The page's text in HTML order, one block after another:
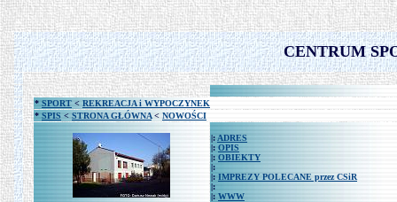
CENTRUM
* SPORT < REKREACJA i WYPOCZYNEK
* SPIS < STRONA GŁÓWNA< NOWOŚCI
|: ADRES
|: OPIS
|: OBIEKTY
|:
|: IMPREZY POLECANE przez CSiR
|:
|: WWW